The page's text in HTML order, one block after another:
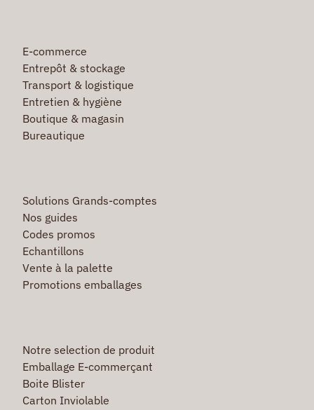
E-commerce
Entrepôt & stockage
Transport & logistique
Entretien & hygiène
Boutique & magasin
Bureautique
Solutions Grands-comptes
Nos guides
Codes promos
Echantillons
Vente à la palette
Promotions emballages
Notre selection de produit
Emballage E-commerçant
Boite Blister
Carton Inviolable